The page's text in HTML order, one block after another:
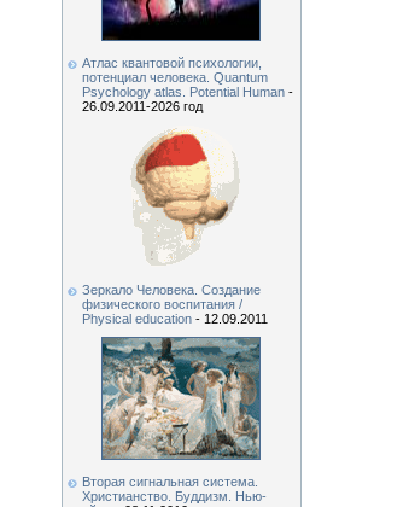
Атлас квантовой психологии,
потенциал человека. Quantum
Psychology atlas. Potential Human-
26.09.2011-2026 год
Зеркало Человека. Создание
физического воспитания /
Physical education- 12.09.2011
Вторая сигнальная система.
Христианство. Буддизм. Нью-